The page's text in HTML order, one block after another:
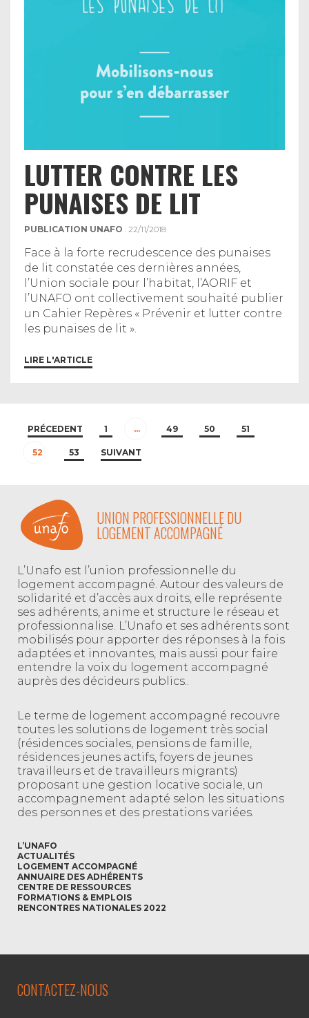
LUTTER CONTRE LES
PUNAISES DE LIT
PUBLICATION UNAFO . 22/11/2018
Face à la forte recrudescence des punaises
de lit constatée ces dernières années,
l’Union sociale pour l’habitat, l’AORIF et
l’UNAFO ont collectivement souhaité publier
un Cahier Repères « Prévenir et lutter contre
les punaises de lit ».
LIRE L'ARTICLE
PRÉCEDENT 1 … 49 50 51
52 53 SUIVANT
UNION PROFESSIONNELLE DU
LOGEMENT ACCOMPAGNÉ
L’Unafo est l’union professionnelle du
logement accompagné. Autour des valeurs de
solidarité et d’accès aux droits, elle représente
ses adhérents, anime et structure le réseau et
professionnalise. L’Unafo et ses adhérents sont
mobilisés pour apporter des réponses à la fois
adaptées et innovantes, mais aussi pour faire
entendre la voix du logement accompagné
auprès des décideurs publics..
Le terme de logement accompagné recouvre
toutes les solutions de logement très social
(résidences sociales, pensions de famille,
résidences jeunes actifs, foyers de jeunes
travailleurs et de travailleurs migrants)
proposant une gestion locative sociale, un
accompagnement adapté selon les situations
des personnes et des prestations variées.
L’UNAFO
ACTUALITÉS
LOGEMENT ACCOMPAGNÉ
ANNUAIRE DES ADHÉRENTS
CENTRE DE RESSOURCES
FORMATIONS & EMPLOIS
RENCONTRES NATIONALES 2022
CONTACTEZ-NOUS